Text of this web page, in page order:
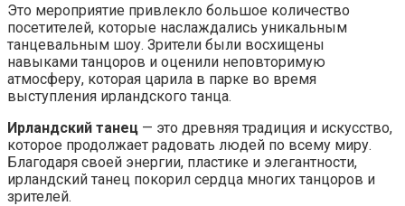
Это мероприятие привлекло большое количество
посетителей, которые наслаждались уникальным
танцевальным шоу. Зрители были восхищены
навыками танцоров и оценили неповторимую
атмосферу, которая царила в парке во время
выступления ирландского танца.
Ирландский танец — это древняя традиция и искусство,
которое продолжает радовать людей по всему миру.
Благодаря своей энергии, пластике и элегантности,
ирландский танец покорил сердца многих танцоров и
зрителей.